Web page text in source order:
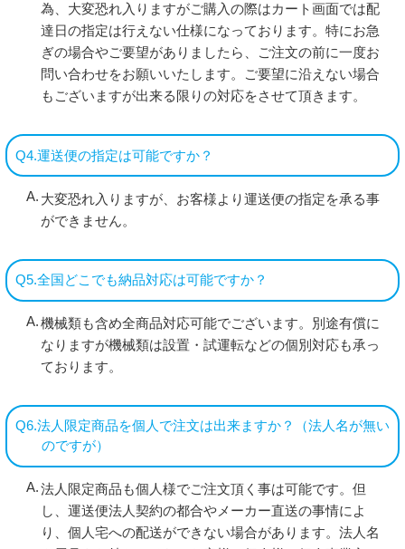
為、大変恐れ入りますがご購入の際はカート画面では配
達日の指定は行えない仕様になっております。特にお急
ぎの場合やご要望がありましたら、ご注文の前に一度お
問い合わせをお願いいたします。ご要望に沿えない場合
もございますが出来る限りの対応をさせて頂きます。
Q4.運送便の指定は可能ですか？
大変恐れ入りますが、お客様より運送便の指定を承る事
ができません。
Q5.全国どこでも納品対応は可能ですか？
機械類も含め全商品対応可能でございます。別途有償に
なりますが機械類は設置・試運転などの個別対応も承っ
ております。
Q6.法人限定商品を個人で注文は出来ますか？（法人名が無い
のですが）
法人限定商品も個人様でご注文頂く事は可能です。但
し、運送便法人契約の都合やメーカー直送の事情によ
り、個人宅への配送ができない場合があります。法人名